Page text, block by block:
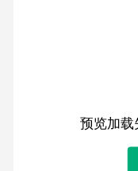
预览加载